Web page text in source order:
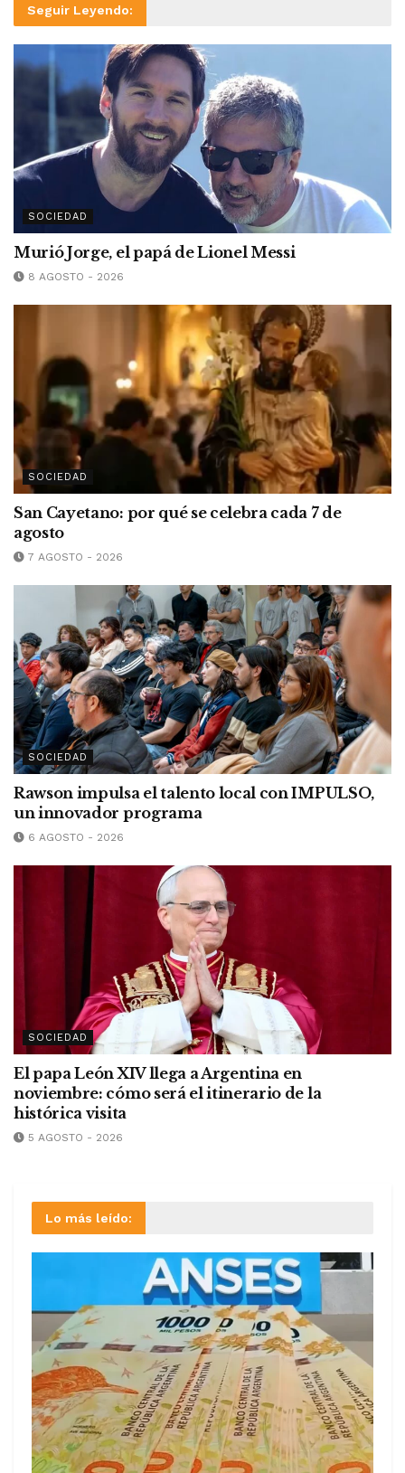
Seguir Leyendo:
SOCIEDAD
Murió Jorge, el papá de Lionel Messi
8 AGOSTO - 2026
SOCIEDAD
San Cayetano: por qué se celebra cada 7 de
agosto
7 AGOSTO - 2026
SOCIEDAD
Rawson impulsa el talento local con IMPULSO,
un innovador programa
6 AGOSTO - 2026
SOCIEDAD
El papa León XIV llega a Argentina en
noviembre: cómo será el itinerario de la
histórica visita
5 AGOSTO - 2026
Lo más leído: